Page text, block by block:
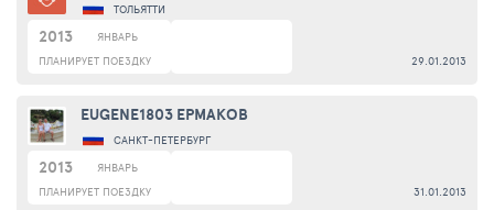
ТОЛЬЯТТИ
2013
ЯНВАРЬ
ПЛАНИРУЕТ ПОЕЗДКУ
29.01.2013
EUGENE1803 ЕРМАКОВ
САНКТ-ПЕТЕРБУРГ
2013
ЯНВАРЬ
ПЛАНИРУЕТ ПОЕЗДКУ
31.01.2013